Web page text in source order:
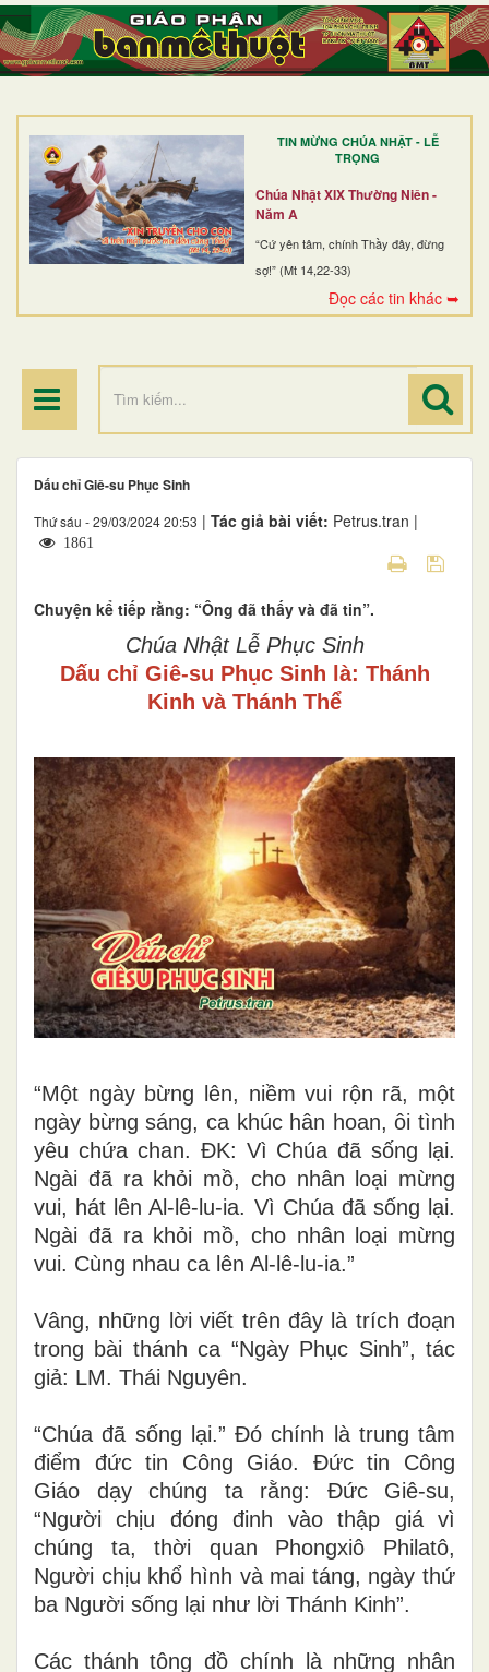
TIN MỪNG CHÚA NHẬT - LỄ
TRỌNG
Chúa Nhật XIX Thường Niên -
Năm A
“Cứ yên tâm, chính Thầy đây, đừng
sợ!” (Mt 14,22-33)
Đọc các tin khác ➥
TRANG NHẤT
GIỚI THIỆU
DÒNG TU
BAN MỤC VỤ
ĐOÀN THỂ CG
ĐIỂM HÀNH HƯƠNG
Dấu chỉ Giê-su Phục Sinh
Thứ sáu - 29/03/2024 20:53 | Tác giả bài viết: Petrus.tran |
1861
Chuyện kể tiếp rằng: “Ông đã thấy và đã tin”.
Chúa Nhật Lễ Phục Sinh
Dấu chỉ Giê-su Phục Sinh là: Thánh
Kinh và Thánh Thể
“Một ngày bừng lên, niềm vui rộn rã, một
ngày bừng sáng, ca khúc hân hoan, ôi tình
yêu chứa chan. ĐK: Vì Chúa đã sống lại.
Ngài đã ra khỏi mồ, cho nhân loại mừng
vui, hát lên Al-lê-lu-ia. Vì Chúa đã sống lại.
Ngài đã ra khỏi mồ, cho nhân loại mừng
vui. Cùng nhau ca lên Al-lê-lu-ia.”
Vâng, những lời viết trên đây là trích đoạn
trong bài thánh ca “Ngày Phục Sinh”, tác
giả: LM. Thái Nguyên.
“Chúa đã sống lại.” Đó chính là trung tâm
điểm đức tin Công Giáo.
Đức tin Công
Giáo dạy chúng ta rằng: Đức Giê-su,
“Người chịu đóng đinh vào thập giá vì
chúng ta, thời quan Phongxiô Philatô,
Người chịu khổ hình và mai táng, ngày thứ
ba Người sống lại như lời Thánh Kinh”.
Các thánh tông đồ chính là những nhân